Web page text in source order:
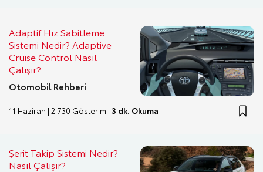
Adaptif Hız Sabitleme
Sistemi Nedir? Adaptive
Cruise Control Nasıl
Çalışır?
Otomobil Rehberi
11 Haziran | 2.730 Gösterim | 3 dk. Okuma
Şerit Takip Sistemi Nedir?
Nasıl Çalışır?